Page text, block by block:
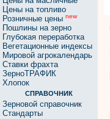
Цены на топливо
Розничные цены new
Пошлины на зерно
Глубокая переработка
Вегетационные индексы
Мировой агрокалендарь
Ставки фрахта
ЗерноТРАФИК
Хлопок
СПРАВОЧНИК
Зерновой справочник
Стандарты